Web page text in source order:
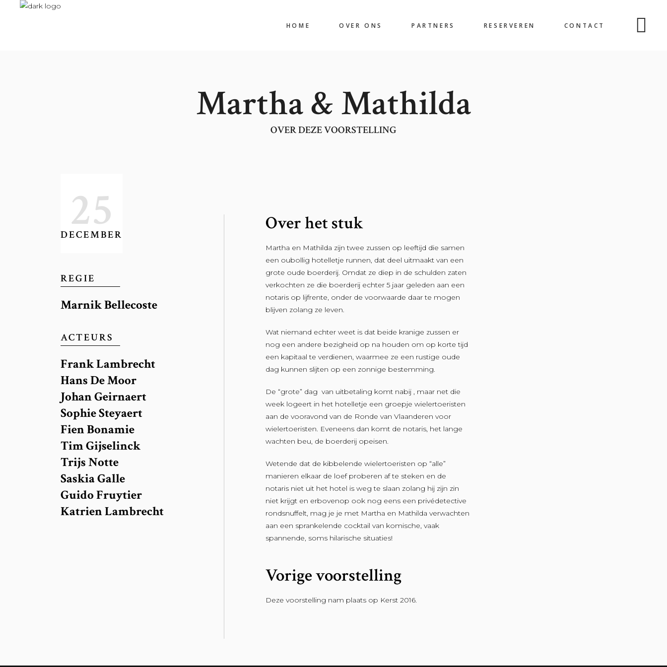
HOME OVER ONS PARTNERS RESERVEREN CONTACT
Martha & Mathilda
OVER DEZE VOORSTELLING
25
DECEMBER
AUTEUR
REGIE
Marnik Bellecoste
ACTEURS
Frank Lambrecht
Hans De Moor
Johan Geirnaert
Sophie Steyaert
Fien Bonamie
Tim Gijselinck
Trijs Notte
Saskia Galle
Guido Fruytier
Katrien Lambrecht
Over het stuk
Martha en Mathilda zijn twee zussen op leeftijd die samen
een oubollig hotelletje runnen, dat deel uitmaakt van een
grote oude boerderij. Omdat ze diep in de schulden zaten
verkochten ze die boerderij echter 5 jaar geleden aan een
notaris op lijfrente, onder de voorwaarde daar te mogen
blijven zolang ze leven.
Wat niemand echter weet is dat beide kranige zussen er
nog een andere bezigheid op na houden om op korte tijd
een kapitaal te verdienen, waarmee ze een rustige oude
dag kunnen slijten op een zonnige bestemming.
De “grote” dag van uitbetaling komt nabij , maar net die
week logeert in het hotelletje een groepje wielertoeristen
aan de vooravond van de Ronde van Vlaanderen voor
wielertoeristen. Eveneens dan komt de notaris, het lange
wachten beu, de boerderij opeisen.
Wetende dat de kibbelende wielertoeristen op “alle”
manieren elkaar de loef proberen af te steken en de
notaris niet uit het hotel is weg te slaan zolang hij zijn zin
niet krijgt en erbovenop ook nog eens een privédetective
rondsnuffelt, mag je je met Martha en Mathilda verwachten
aan een sprankelende cocktail van komische, vaak
spannende, soms hilarische situaties!
Vorige voorstelling
Deze voorstelling nam plaats op Kerst 2016.